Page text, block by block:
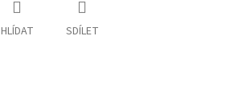
HLÍDAT SDÍLET